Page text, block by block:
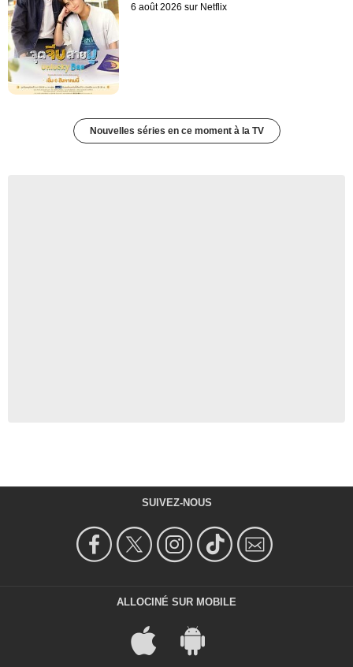
6 août 2026 sur Netflix
Nouvelles séries en ce moment à la TV
SUIVEZ-NOUS
ALLOCINÉ SUR MOBILE